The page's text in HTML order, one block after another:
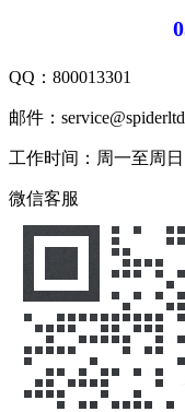
QQ： 800013301
邮件：
工作时间：周一至周
微信客服